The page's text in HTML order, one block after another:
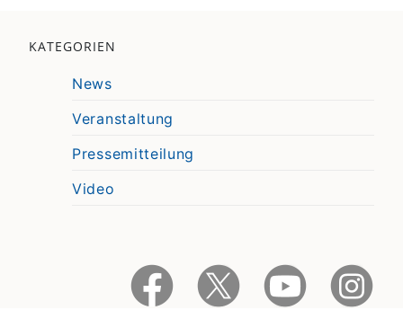
KATEGORIEN
News
Veranstaltung
Pressemitteilung
Video